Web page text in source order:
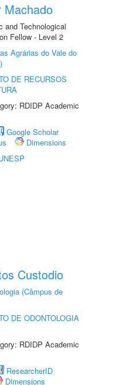
Machado
and Technological
Fellow - Level 2
Agrárias do Vale do
DE RECURSOS
RDIDP Academic
Google Scholar
Dimensions
Custodio
(Câmpus de
DE ODONTOLOGIA
RDIDP Academic
ResearcherID
Dimensions